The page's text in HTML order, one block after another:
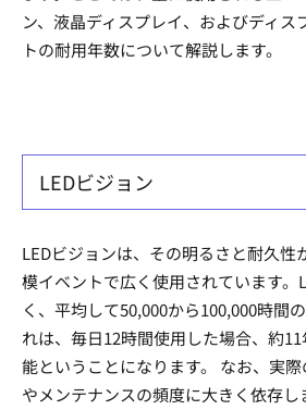
ン、液晶ディスプレイ、およびディス
トの耐用年数について解説します。
LEDビジョン
LEDビジョンは、その明るさと耐久性
模イベントで広く使用されています。
く、平均して50,000から100,000時間
れは、毎日12時間使用した場合、約
能ということになります。 なお、実
やメンテナンスの頻度に大きく依存